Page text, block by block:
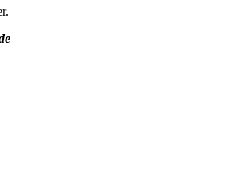
.